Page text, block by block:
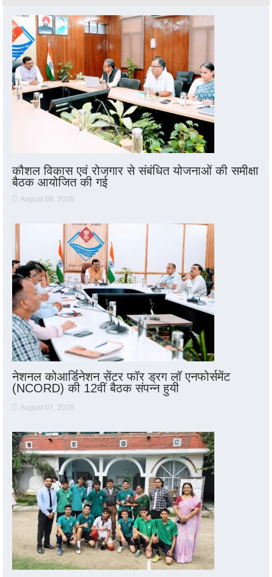
कौशल विकास एवं रोजगार से संबंधित योजनाओं की समीक्षा
बैठक आयोजित की गई
August 08, 2026
नेशनल कोआर्डिनेशन सेंटर फॉर ड्रग लॉ एनफोर्समेंट
(NCORD) की 12वीं बैठक संपन्न हुयी
August 07, 2026